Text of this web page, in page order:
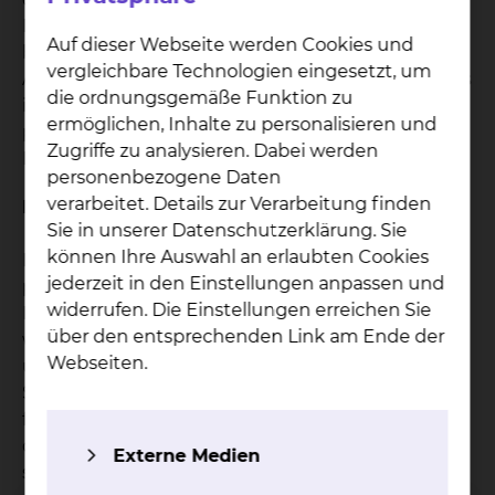
besteht darin, dass Sie bestärkt werden Ihren
Alltag mit der Erkrankung besser zu gestalten. Das
ist möglich, indem wir gemeinsam die
psychoonkologische Begleitung auf Ihre
Bedürfnisse individuell anpassen.
Individuelle Behandlung
Hinter jeder Erkrankung steht immer eine eigene,
persönliche Geschichte. Somit gibt es auch kein
Patentrezept, sondern jeder findet für sich heraus,
wie er mit der Erkrankung und Behandlung
umgehen kann. Auf dem Weg dahin begleiten wir
Sie in Ihrem eigenen persönlichen Tempo. Wir
finden mit Ihnen gemeinsam heraus, was Sie in
der aktuellen Situation brauchen. Wir begleiten
sie durch Krisen oder schwierige Phasen während
Auf dieser Webseite werden Cookies und
vergleichbare Technologien eingesetzt, um
die ordnungsgemäße Funktion zu
ermöglichen, Inhalte zu personalisieren und
Zugriffe zu analysieren. Dabei werden
personenbezogene Daten
verarbeitet. Details zur Verarbeitung finden
Sie in unserer Datenschutzerklärung. Sie
können Ihre Auswahl an erlaubten Cookies
jederzeit in den Einstellungen anpassen und
widerrufen. Die Einstellungen erreichen Sie
über den entsprechenden Link am Ende der
Webseiten.
Externe Medien